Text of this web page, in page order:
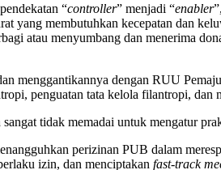
“controller” menjadi “enabler
yang membutuhkan kecepatan dan
atau menyumbang dan menerima
menggantikannya dengan RUU
penguatan tata kelola filantropi,
tidak memadai untuk mengatur
perizinan PUB dalam
izin, dan menciptakan fast-track